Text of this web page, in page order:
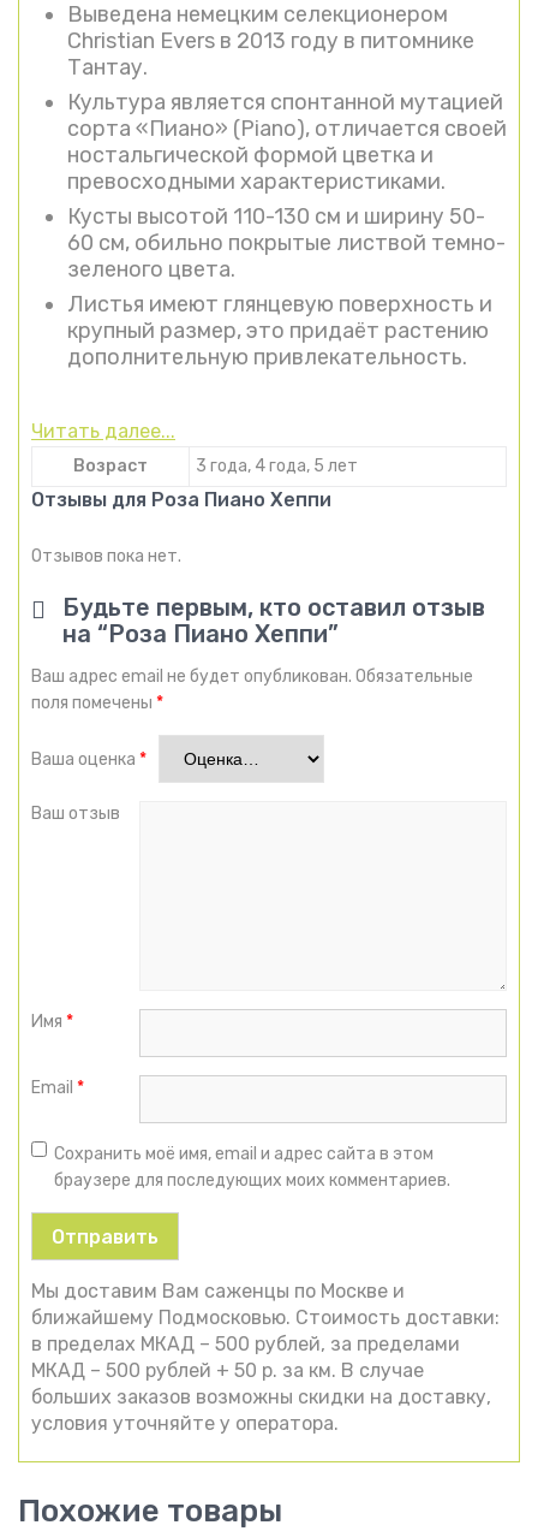
Выведена немецким селекционером
Christian Evers в 2013 году в питомнике
Тантау.
Культура является спонтанной мутацией
сорта «Пиано» (Piano), отличается своей
ностальгической формой цветка и
превосходными характеристиками.
Кусты высотой 110-130 см и ширину 50-
60 см, обильно покрытые листвой темно-
зеленого цвета.
Листья имеют глянцевую поверхность и
крупный размер, это придаёт растению
дополнительную привлекательность.
Читать далее...
Возраст 3 года, 4 года, 5 лет
Отзывы для Роза Пиано Хеппи
Отзывов пока нет.
Будьте первым, кто оставил отзыв
на “Роза Пиано Хеппи”
Ваш адрес email не будет опубликован. Обязательные
поля помечены *
Ваша оценка *
Ваш отзыв
Имя *
Email *
Сохранить моё имя, email и адрес сайта в этом
браузере для последующих моих комментариев.
Мы доставим Вам саженцы по Москве и
ближайшему Подмосковью. Стоимость доставки:
в пределах МКАД – 500 рублей, за пределами
МКАД – 500 рублей + 50 р. за км. В случае
больших заказов возможны скидки на доставку,
условия уточняйте у оператора.
Похожие товары